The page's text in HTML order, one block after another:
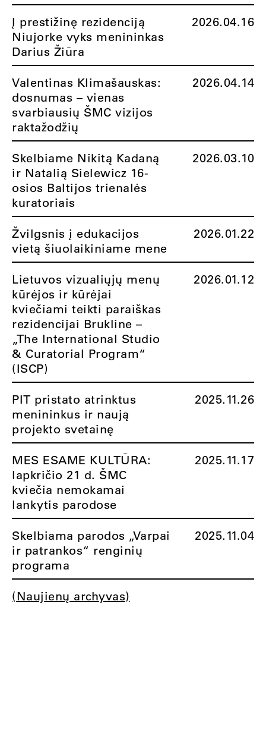
Į prestižinę rezidenciją
Niujorke vyks menininkas
Darius Žiūra
2026.04.16
Valentinas Klimašauskas:
dosnumas – vienas
svarbiausių ŠMC vizijos
raktažodžių
2026.04.14
Skelbiame Nikitą Kadaną
ir Natalią Sielewicz 16-
osios Baltijos trienalės
kuratoriais
2026.03.10
Žvilgsnis į edukacijos
vietą šiuolaikiniame mene
2026.01.22
Lietuvos vizualiųjų menų
kūrėjos ir kūrėjai
kviečiami teikti paraiškas
rezidencijai Brukline –
„The International Studio
& Curatorial Program“
(ISCP)
2026.01.12
PIT pristato atrinktus
menininkus ir naują
projekto svetainę
2025.11.26
MES ESAME KULTŪRA:
lapkričio 21 d. ŠMC
kviečia nemokamai
lankytis parodose
2025.11.17
Skelbiama parodos „Varpai
ir patrankos“ renginių
programa
2025.11.04
(Naujienų archyvas)